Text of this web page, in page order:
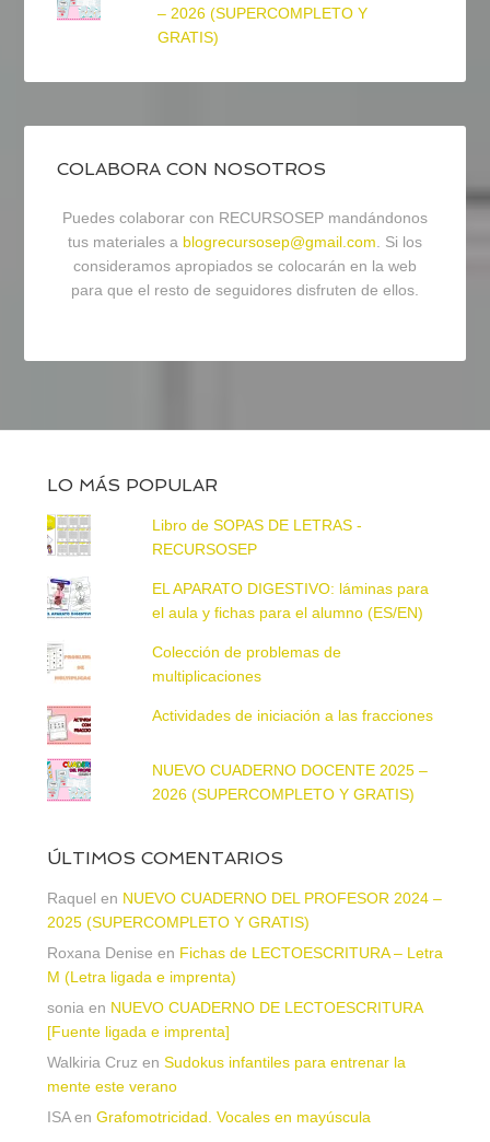
– 2026 (SUPERCOMPLETO Y
GRATIS)
COLABORA CON NOSOTROS
Puedes colaborar con RECURSOSEP mandándonos
tus materiales a blogrecursosep@gmail.com. Si los
consideramos apropiados se colocarán en la web
para que el resto de seguidores disfruten de ellos.
LO MÁS POPULAR
Libro de SOPAS DE LETRAS -
RECURSOSEP
EL APARATO DIGESTIVO: láminas para
el aula y fichas para el alumno (ES/EN)
Colección de problemas de
multiplicaciones
Actividades de iniciación a las fracciones
NUEVO CUADERNO DOCENTE 2025 –
2026 (SUPERCOMPLETO Y GRATIS)
ÚLTIMOS COMENTARIOS
Raquel en NUEVO CUADERNO DEL PROFESOR 2024 –
2025 (SUPERCOMPLETO Y GRATIS)
Roxana Denise en Fichas de LECTOESCRITURA – Letra
M (Letra ligada e imprenta)
sonia en NUEVO CUADERNO DE LECTOESCRITURA
[Fuente ligada e imprenta]
Walkiria Cruz en Sudokus infantiles para entrenar la
mente este verano
ISAen Grafomotricidad. Vocales en mayúscula